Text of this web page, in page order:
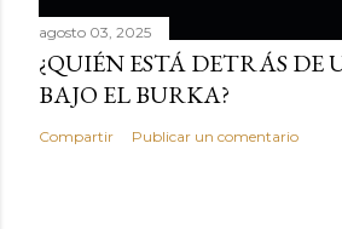
agosto 03, 2025
¿QUIÉN ESTÁ DETRÁS DE
BAJO EL BURKA?
Compartir Publicar un comentario